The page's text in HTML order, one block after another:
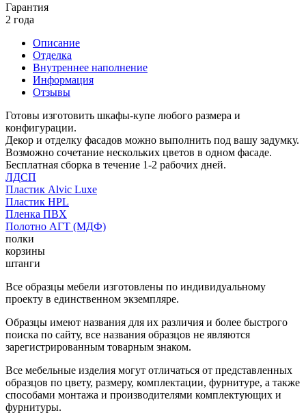
Гарантия
2 года
Описание
Отделка
Внутреннее наполнение
Информация
Отзывы
Готовы изготовить шкафы-купе любого размера и
конфигурации.
Декор и отделку фасадов можно выполнить под вашу задумку.
Возможно сочетание нескольких цветов в одном фасаде.
Бесплатная сборка в течение 1-2 рабочих дней.
ЛДСП
Пластик Alvic Luxe
Пластик HPL
Пленка ПВХ
Полотно АГТ (МДФ)
полки
корзины
штанги
Все образцы мебели изготовлены по индивидуальному
проекту в единственном экземпляре.
Образцы имеют названия для их различия и более быстрого
поиска по сайту, все названия образцов не являются
зарегистрированным товарным знаком.
Все мебельные изделия могут отличаться от представленных
образцов по цвету, размеру, комплектации, фурнитуре, а также
способами монтажа и производителями комплектующих и
фурнитуры.